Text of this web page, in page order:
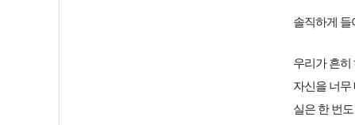
솔직하게 들
우리가 흔히
자신을 너무
실은 한 번